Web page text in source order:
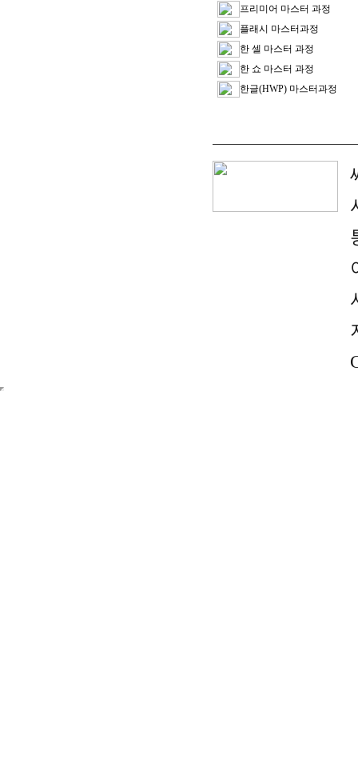
프리미어 마스터 과정
플래시 마스터과정
한 셀 마스터 과정
한 쇼 마스터 과정
한글(HWP) 마스터과정